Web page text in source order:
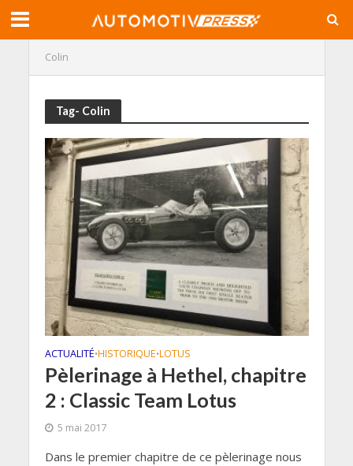
Colin
Tag- Colin
ACTUALITÉ•HISTORIQUE•LOTUS
Pèlerinage à Hethel, chapitre
2 : Classic Team Lotus
5 mai 2017
Dans le premier chapitre de ce pèlerinage nous